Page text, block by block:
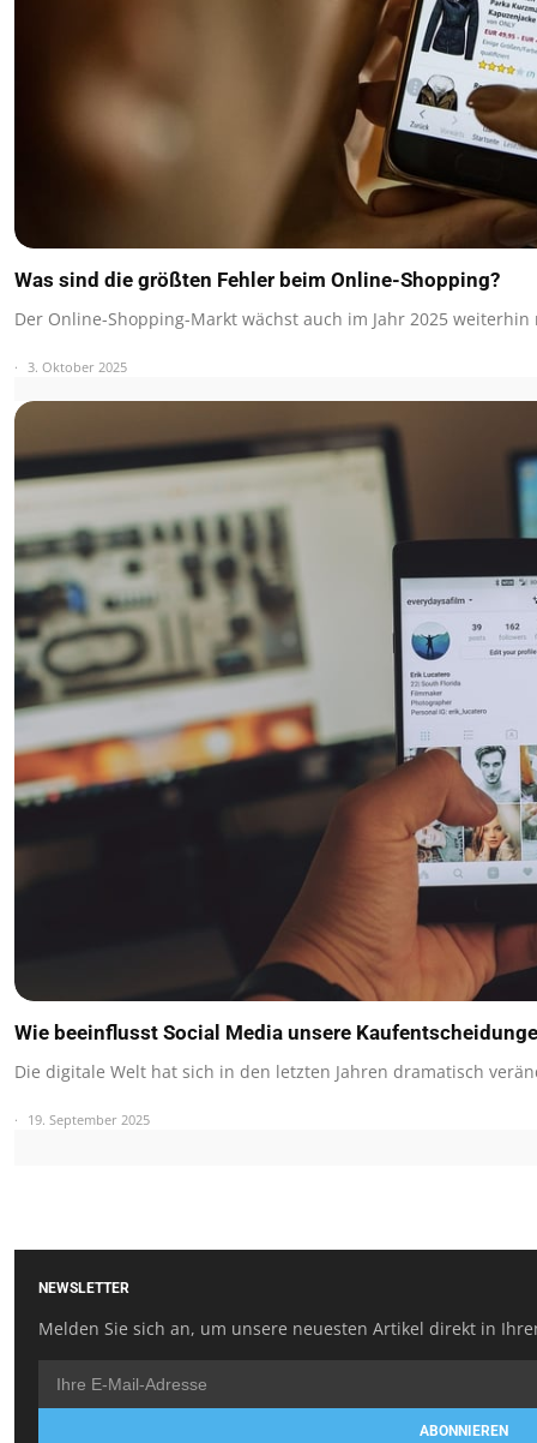
Was sind die größten Fehler beim Online-Shopping?
Der Online-Shopping-Markt wächst auch im Jahr 2025
3. Oktober 2025
Wie beeinflusst Social Media unsere
Die digitale Welt hat sich in den letzten Jahren dramatisch
19. September 2025
NEWSLETTER
Melden Sie sich an, um unsere neuesten Artikel direkt in
ABONNIEREN